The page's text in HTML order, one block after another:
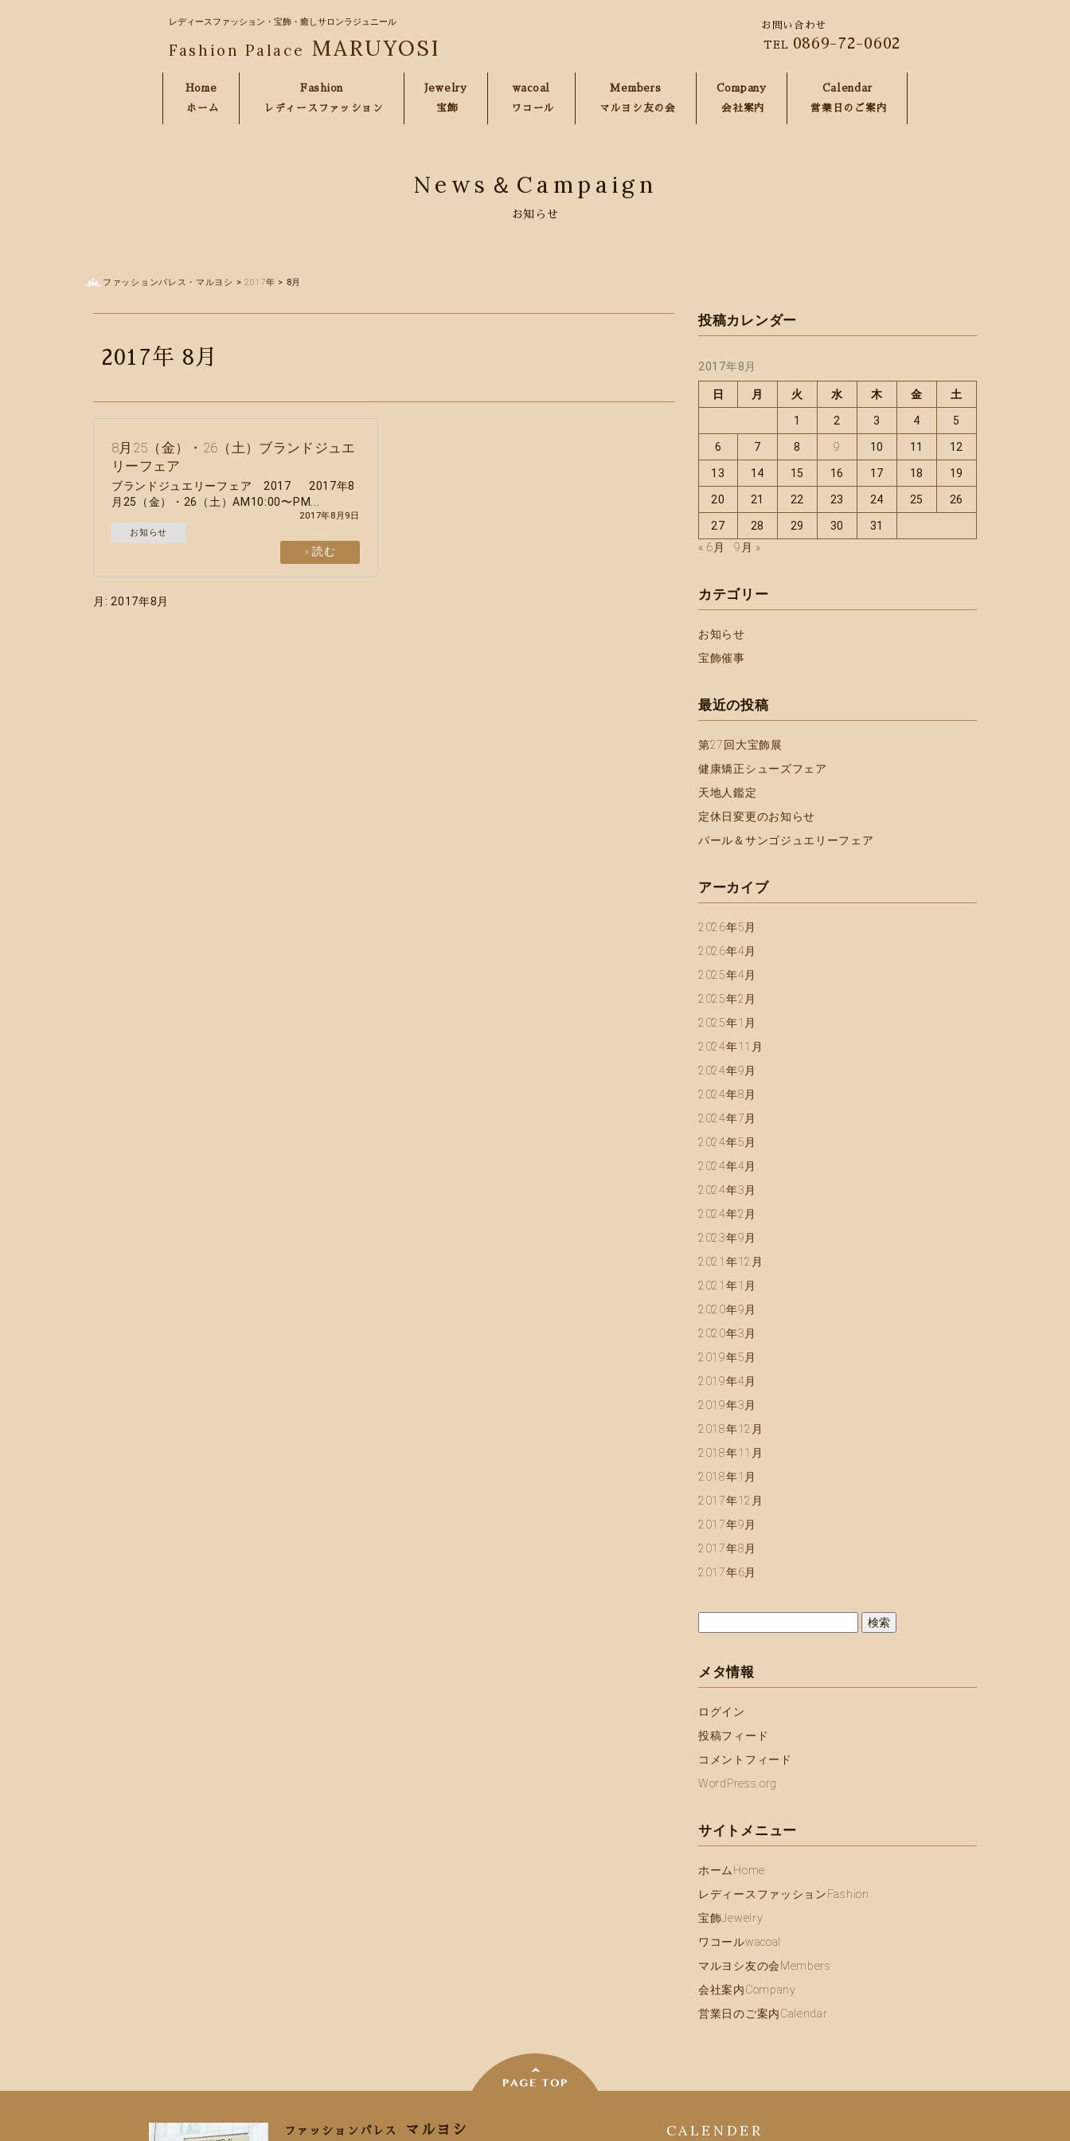
レディースファッション・宝飾・癒しサロンラジュニール
Fashion Palace MARUYOSI
お問い合わせ
TEL
0869-72-0602
Home
ホーム
Fashion
レディースファッション
Jewelry
宝飾
wacoal
ワコール
Members
マルヨシ友の会
Company
会社案内
Calendar
営業日のご案内
News＆Campaign
お知らせ
ファッションパレス・マルヨシ > 2017年 > 8月
2017年 8月
8月25（金）・26（土）ブランドジュエ
リーフェア
ブランドジュエリーフェア 2017 2017年8
月25（金）・26（土）AM10:00〜PM...
2017年8月9日
お知らせ
» 読む
月: 2017年8月
投稿カレンダー
2017年8月
日 月 火 水 木 金 土
1 2 3 4 5
6 7 8 9 10 11 12
13 14 15 16 17 18 19
20 21 22 23 24 25 26
27 28 29 30
31
« 6月
9月 »
カテゴリー
お知らせ
宝飾催事
最近の投稿
第27回大宝飾展
健康矯正シューズフェア
天地人鑑定
定休日変更のお知らせ
パール＆サンゴジュエリーフェア
アーカイブ
2026年5月
2026年4月
2025年4月
2025年2月
2025年1月
2024年11月
2024年9月
2024年8月
2024年7月
2024年5月
2024年4月
2024年3月
2024年2月
2023年9月
2021年12月
2021年1月
2020年9月
2020年3月
2019年5月
2019年4月
2019年3月
2018年12月
2018年11月
2018年1月
2017年12月
2017年9月
2017年8月
2017年6月
索:
メタ情報
ログイン
投稿フィード
コメントフィード
WordPress.org
サイトメニュー
ホーム Home
レディースファッション Fashion
宝飾Jewelry
ワコールwacoal
マルヨシ友の会Members
会社案内Company
営業日のご案内Calendar
ファッションパレス マルヨシ CALENDER